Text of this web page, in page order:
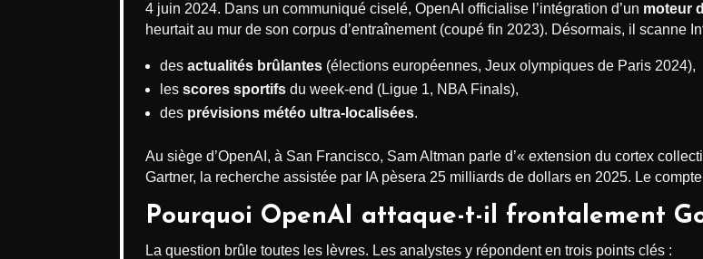
4 juin 2024. Dans un communiqué ciselé, OpenAI officialise l’intégration d’un moteur
heurtait au mur de son corpus d’entraînement (coupé fin 2023). Désormais, il scanne
des actualités brûlantes (élections européennes, Jeux olympiques de Paris 2024),
les scores sportifs du week-end (Ligue 1, NBA Finals),
des prévisions météo ultra-localisées.
Au siège d’OpenAI, à San Francisco, Sam Altman parle d’« extension du cortex
Gartner, la recherche assistée par IA pèsera 25 milliards de dollars en 2025. Le
Pourquoi OpenAI attaque-t-il frontalement
La question brûle toutes les lèvres. Les analystes y répondent en trois points clés :